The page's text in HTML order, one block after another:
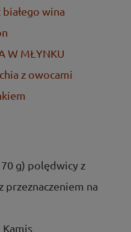
wina
W MŁYNKU
z owocami
g) polędwicy z
przeznaczeniem na
Kamis